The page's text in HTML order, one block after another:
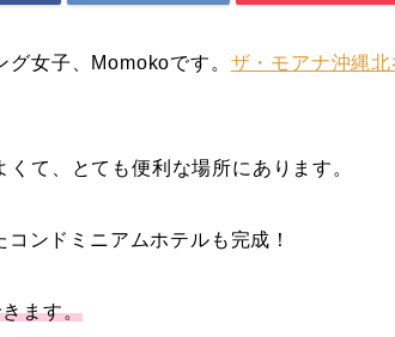
女子、Momokoです。 ザ・モアナ沖縄北
て、とても便利な場所にあります。
ンドミニアムホテルも完成！
ます。